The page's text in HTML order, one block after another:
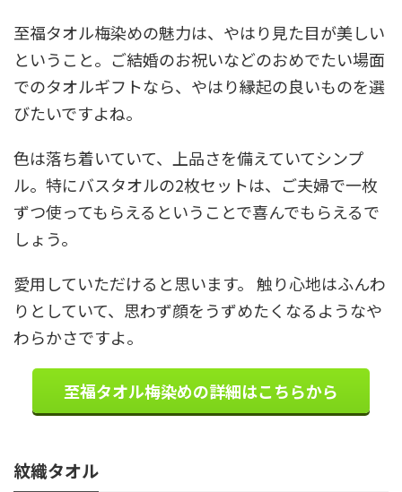
至福タオル梅染めの魅力は、やはり見た目が美しい
ということ。ご結婚のお祝いなどのおめでたい場面
でのタオルギフトなら、やはり縁起の良いものを選
びたいですよね。
色は落ち着いていて、上品さを備えていてシンプ
ル。特にバスタオルの2枚セットは、ご夫婦で一枚
ずつ使ってもらえるということで喜んでもらえるで
しょう。
愛用していただけると思います。 触り心地はふんわ
りとしていて、思わず顔をうずめたくなるようなや
わらかさですよ。
至福タオル梅染めの詳細はこちらから
紋織タオル